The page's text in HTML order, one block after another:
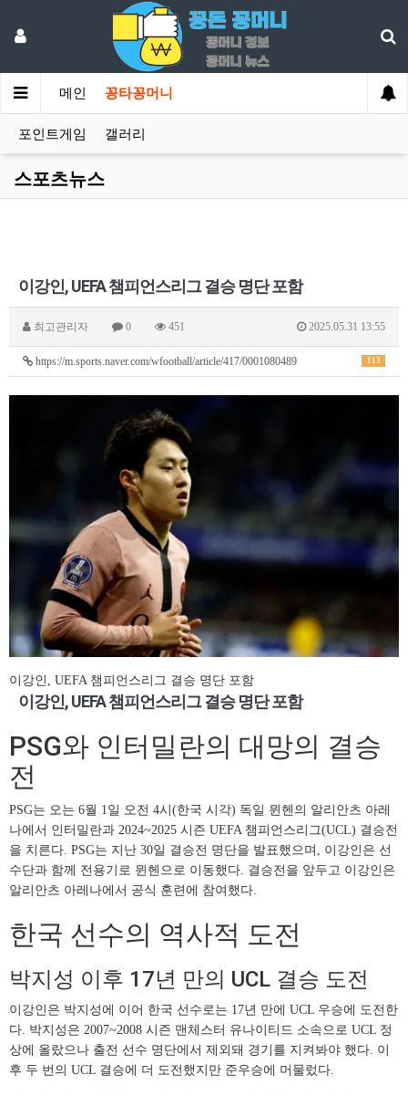
메인 꽁타꽁머니
포인트게임 갤러리
스포츠뉴스
이강인, UEFA 챔피언스리그 결승 명단 포함
최고관리자 0 451 2025.05.31 13:55
113
https://m.sports.naver.com/wfootball/article/417/0001080489
이강인, UEFA 챔피언스리그 결승 명단 포함
이강인, UEFA 챔피언스리그 결승 명단 포함
PSG와 인터밀란의 대망의 결승
전
PSG는 오는 6월 1일 오전 4시(한국 시각) 독일 뮌헨의 알리안츠 아레
나에서 인터밀란과 2024~2025 시즌 UEFA 챔피언스리그(UCL) 결승전
을 치른다. PSG는 지난 30일 결승전 명단을 발표했으며, 이강인은 선
수단과 함께 전용기로 뮌헨으로 이동했다. 결승전을 앞두고 이강인은
알리안츠 아레나에서 공식 훈련에 참여했다.
한국 선수의 역사적 도전
박지성 이후 17년 만의 UCL 결승 도전
이강인은 박지성에 이어 한국 선수로는 17년 만에 UCL 우승에 도전한
다. 박지성은 2007~2008 시즌 맨체스터 유나이티드 소속으로 UCL 정
상에 올랐으나 출전 선수 명단에서 제외돼 경기를 지켜봐야 했다. 이
후 두 번의 UCL 결승에 더 도전했지만 준우승에 머물렀다.